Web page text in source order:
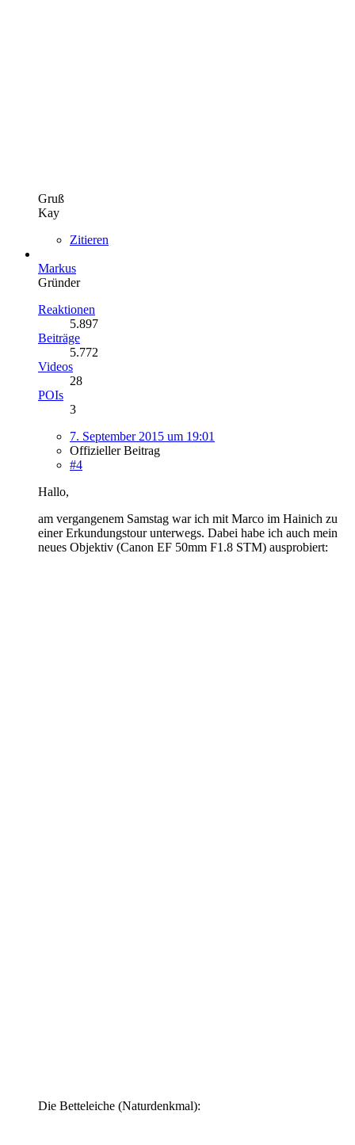
Gruß
Kay
Zitieren
Markus
Gründer
Reaktionen
5.897
Beiträge
5.772
Videos
28
POIs
3
7. September 2015 um 19:01
Offizieller Beitrag
#4
Hallo,
am vergangenem Samstag war ich mit Marco im Hainich zu
einer Erkundungstour unterwegs. Dabei habe ich auch mein
neues Objektiv (Canon EF 50mm F1.8 STM) ausprobiert:
Die Betteleiche (Naturdenkmal):